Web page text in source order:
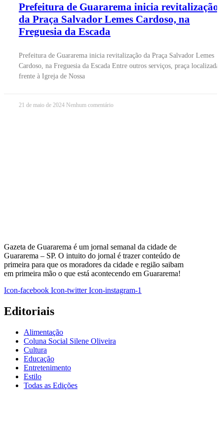
Prefeitura de Guararema inicia revitalização
da Praça Salvador Lemes Cardoso, na
Freguesia da Escada
Prefeitura de Guararema inicia revitalização da Praça Salvador Lemes
Cardoso, na Freguesia da Escada Entre outros serviços, praça localizada
frente à Igreja de Nossa
21 de maio de 2024 Nenhum comentário
Gazeta de Guararema é um jornal semanal da cidade de
Guararema – SP. O intuito do jornal é trazer conteúdo de
primeira para que os moradores da cidade e região saibam
em primeira mão o que está acontecendo em Guararema!
Icon-facebook Icon-twitter Icon-instagram-1
Editoriais
Alimentação
Coluna Social Silene Oliveira
Cultura
Educação
Entretenimento
Estilo
Todas as Edições